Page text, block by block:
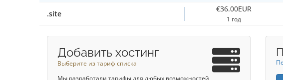
.site
€36.00EUR
1 год
Добавить хостинг
Выберите из тариф списка
Мы разработали тарифы для любых возможностей